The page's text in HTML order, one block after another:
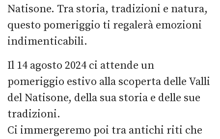
Natisone. Tra storia, tradizioni e natura,
questo pomeriggio ti regalerà emozioni
indimenticabili.
Il 14 agosto 2024 ci attende un
pomeriggio estivo alla scoperta delle Valli
del Natisone, della sua storia e delle sue
tradizioni.
Ci immergeremo poi tra antichi riti che